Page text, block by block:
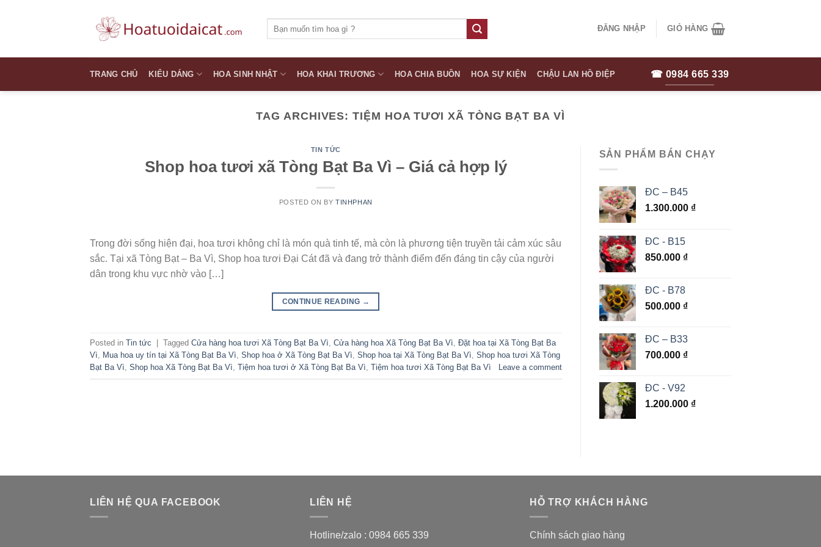
kiếm:
ĐĂNG NHẬP GIỎ HÀNG
TRANG CHỦ KIỂU DÁNG HOA SINH NHẬT HOA KHAI TRƯƠNG HOA CHIA BUỒN HOA SỰ KIỆN CHẬU LAN HỒ ĐIỆP ☎ 0984 665 339
TAG ARCHIVES:TIỆM HOA TƯƠI XÃ TÒNG BẠT BA VÌ
TIN TỨC
Shop hoa tươi xã Tòng Bạt Ba Vì – Giá cả hợp lý
POSTED ON BYTINHPHAN
Trong đời sống hiện đại, hoa tươi không chỉ là món quà tinh tế, mà còn là phương tiện truyền tải cảm xúc sâu
sắc. Tại xã Tòng Bạt – Ba Vì, Shop hoa tươi Đại Cát đã và đang trở thành điểm đến đáng tin cậy của người
dân trong khu vực nhờ vào […]
CONTINUE READING →
Posted in Tin tức Tagged Cửa hàng hoa tươi Xã Tòng Bạt Ba Vì, Cửa hàng hoa Xã Tòng Bạt Ba Vì, Đặt hoa tại Xã Tòng Bạt Ba
Vì, Mua hoa uy tín tại Xã Tòng Bạt Ba Vì, Shop hoa ở Xã Tòng Bạt Ba Vì, Shop hoa tại Xã Tòng Bạt Ba Vì, Shop hoa tươi Xã Tòng
Bạt Ba Vì, Shop hoa Xã Tòng Bạt Ba Vì, Tiệm hoa tươi ở Xã Tòng Bạt Ba Vì, Tiệm hoa tươi Xã Tòng Bạt Ba Vì Leave a comment
SẢN PHẨM BÁN CHẠY
ĐC – B45
1.300.000 ₫
ĐC - B15
850.000 ₫
ĐC - B78
500.000 ₫
ĐC – B33
700.000 ₫
ĐC - V92
1.200.000 ₫
LIÊN HỆ QUA FACEBOOK LIÊN HỆ
Hotline/zalo : 0984 665 339
HỖ TRỢ KHÁCH HÀNG
Chính sách giao hàng